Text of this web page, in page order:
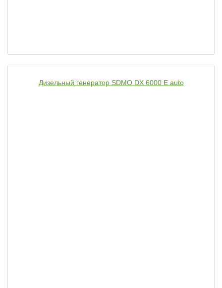
Дизельный генератор SDMO DX 6000 E auto